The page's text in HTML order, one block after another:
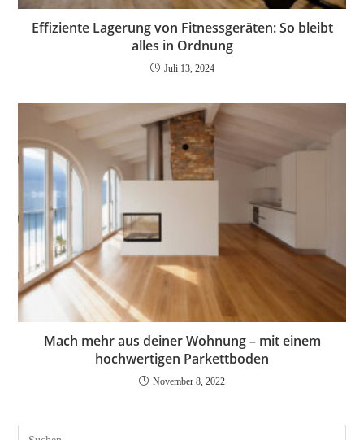
Effiziente Lagerung von Fitnessgeräten: So bleibt
alles in Ordnung
Juli 13, 2024
Mach mehr aus deiner Wohnung – mit einem
hochwertigen Parkettboden
November 8, 2022